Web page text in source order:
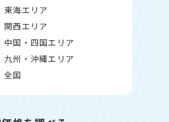
東海エリア
関西エリア
中国・四国エリア
九州・沖縄エリア
全国